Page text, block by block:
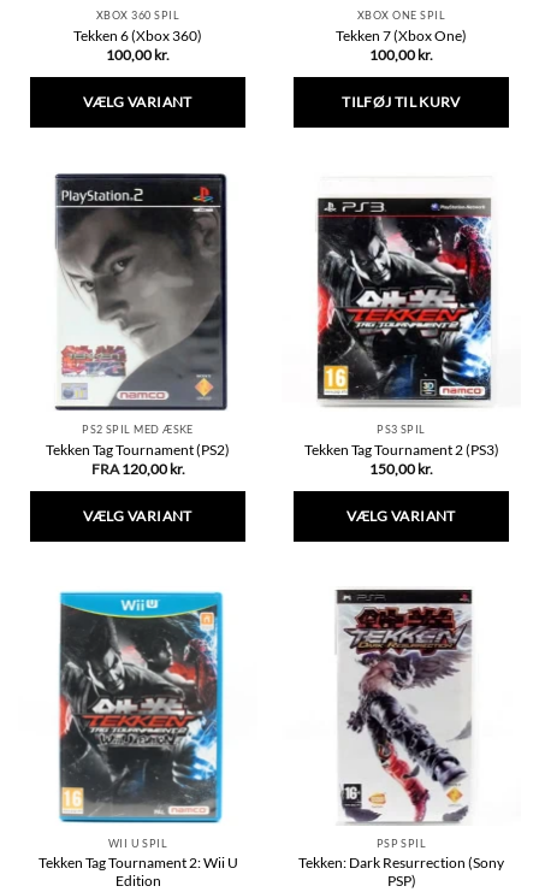
XBOX 360 SPIL
Tekken 6 (Xbox 360)
100,00 kr.
VÆLG VARIANT
har
flere
varianter.
Mulighederne
kan
på
varesiden
XBOX ONE SPIL
Tekken 7 (Xbox One)
100,00 kr.
TILFØJ TIL KURV
PS2 SPIL MED ÆSKE
Tekken Tag Tournament (PS2)
FRA120,00 kr.
VÆLG VARIANT
har
flere
varianter.
Mulighederne
kan
vælges
på
varesiden
PS3 SPIL
Tekken Tag Tournament 2 (PS3)
150,00 kr.
VÆLG VARIANT
flere
varianter.
Mulighederne
kan
vælges
på
varesiden
WII U SPIL
Tekken Tag Tournament 2: Wii U
Edition
PSP SPIL
Tekken: Dark Resurrection (Sony
PSP)